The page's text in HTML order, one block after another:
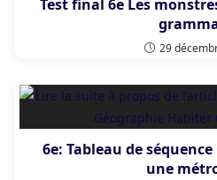
Test final 6e Les
29
6e: Tableau de
une